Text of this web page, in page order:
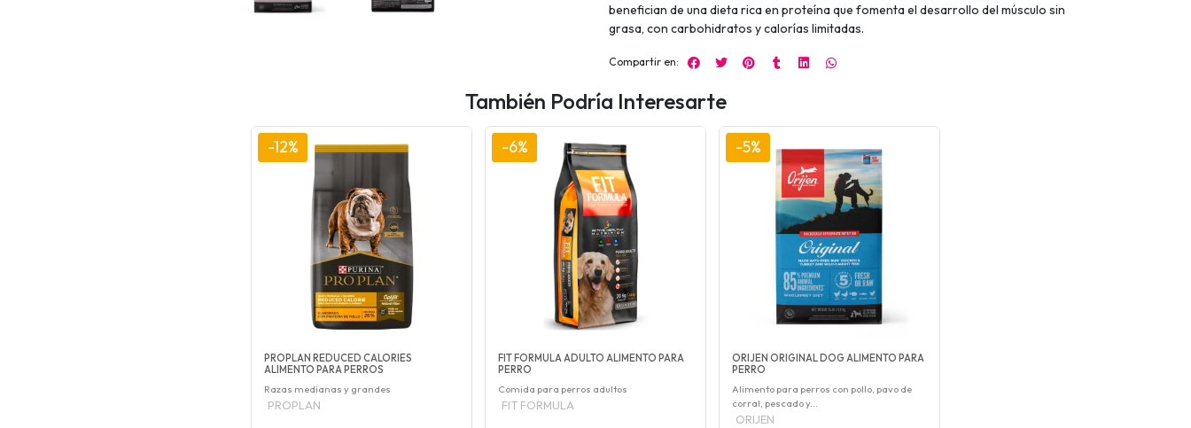
benefician de una dieta rica en proteína que fomenta el desarrollo del músculo sin
grasa, con carbohidratos y calorías limitadas.
Compartir en:
También Podría Interesarte
-12%
PROPLAN REDUCED CALORIES
ALIMENTO PARA PERROS
Razas medianas y grandes
PROPLAN
-6%
FIT FORMULA ADULTO ALIMENTO PARA
PERRO
Comida para perros adultos
FIT FORMULA
-5%
ORIJEN ORIGINAL DOG ALIMENTO PARA
PERRO
Alimento para perros con pollo, pavo de
corral, pescado y...
ORIJEN